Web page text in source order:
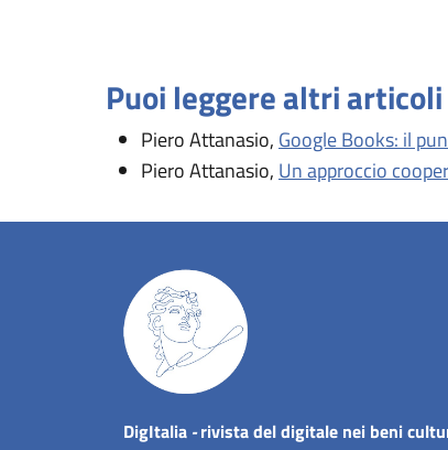
Puoi leggere altri
Piero Attanasio, Google Books: il
Piero Attanasio, Un approccio
DigItalia -rivista del digitale nei beni